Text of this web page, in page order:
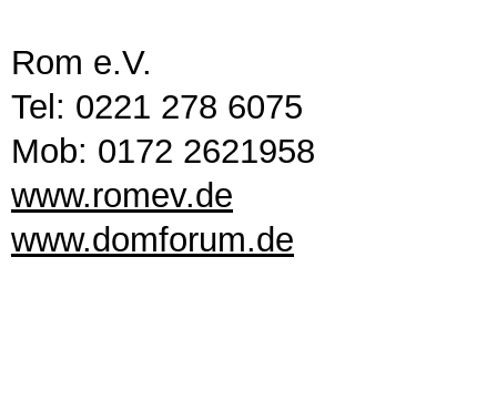
Rom e.V.
Tel: 0221 278 6075
Mob: 0172 2621958
www.romev.de
www.domforum.de